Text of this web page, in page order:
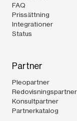
FAQ
Prissättning
Integrationer
Status
Partner
Pleopartner
Redovisningspartner
Konsultpartner
Partnerkatalog